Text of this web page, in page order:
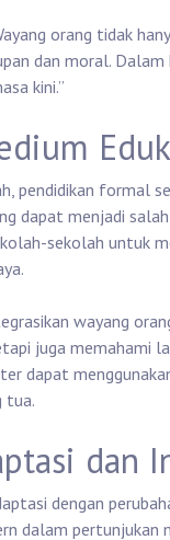
orang tidak
dan moral.
kini.”
pendidikan formal
dapat menjadi
sekolah untuk
wayang
juga memahami
dapat
tua.
dan
dengan
dalam pertunjukan